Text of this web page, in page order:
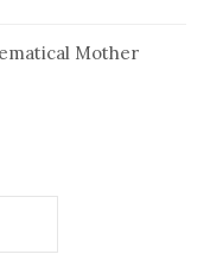
Mother